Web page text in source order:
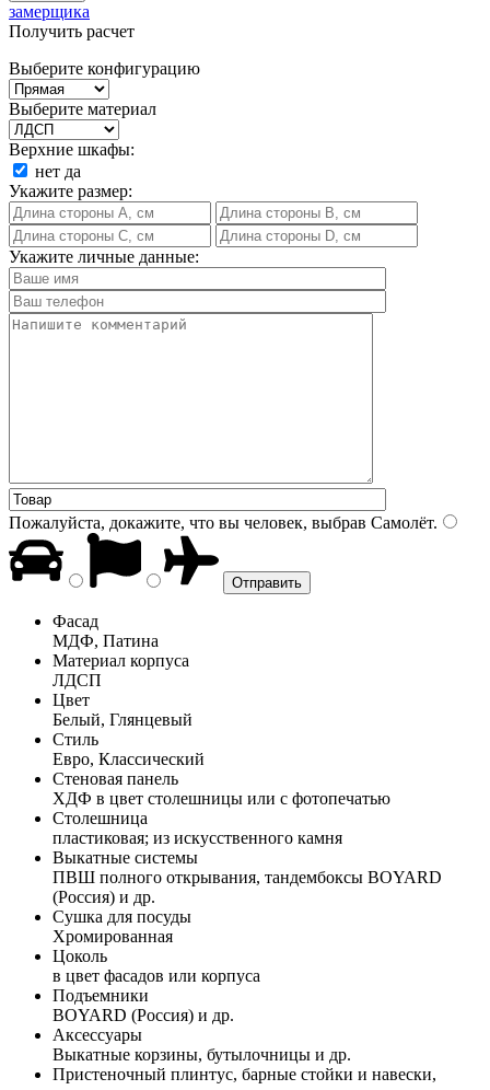
замерщика
Получить расчет
Выберите конфигурацию
Выберите материал
Верхние шкафы:
нет да
Укажите размер:
Укажите личные данные:
Пожалуйста, докажите, что вы человек, выбрав Самолёт.
Фасад
МДФ, Патина
Материал корпуса
ЛДСП
Цвет
Белый, Глянцевый
Стиль
Евро, Классический
Стеновая панель
ХДФ в цвет столешницы или с фотопечатью
Столешница
пластиковая; из искусственного камня
Выкатные системы
ПВШ полного открывания, тандембоксы BOYARD
(Россия) и др.
Сушка для посуды
Хромированная
Цоколь
в цвет фасадов или корпуса
Подъемники
BOYARD (Россия) и др.
Аксессуары
Выкатные корзины, бутылочницы и др.
Пристеночный плинтус, барные стойки и навески,